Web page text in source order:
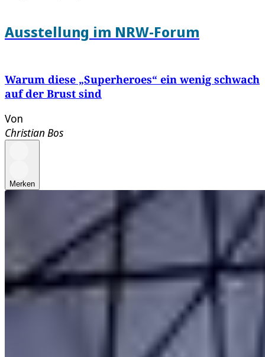
Ausstellung im NRW-Forum
Warum diese „Superheroes“ ein wenig schwach
auf der Brust sind
Von
Christian Bos
Merken